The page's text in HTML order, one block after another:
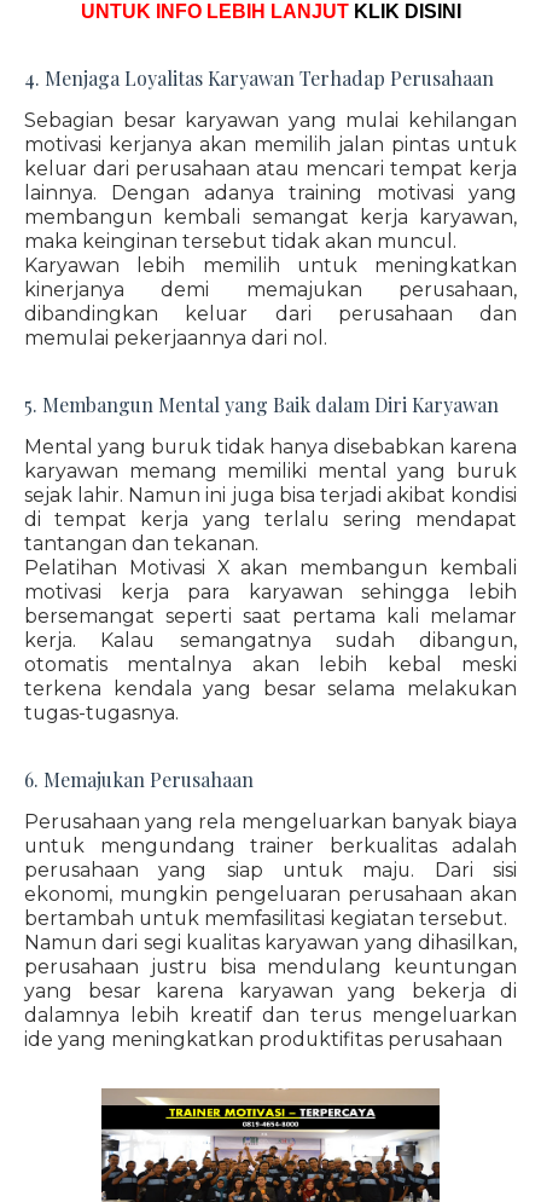
UNTUK INFO LEBIH LANJUT KLIK DISINI
4. Menjaga Loyalitas Karyawan Terhadap Perusahaan
Sebagian besar karyawan yang mulai kehilangan
motivasi kerjanya akan memilih jalan pintas untuk
keluar dari perusahaan atau mencari tempat kerja
lainnya. Dengan adanya training motivasi yang
membangun kembali semangat kerja karyawan,
maka keinginan tersebut tidak akan muncul.
Karyawan lebih memilih untuk meningkatkan
kinerjanya demi memajukan perusahaan,
dibandingkan keluar dari perusahaan dan
memulai pekerjaannya dari nol.
5. Membangun Mental yang Baik dalam Diri Karyawan
Mental yang buruk tidak hanya disebabkan karena
karyawan memang memiliki mental yang buruk
sejak lahir. Namun ini juga bisa terjadi akibat kondisi
di tempat kerja yang terlalu sering mendapat
tantangan dan tekanan.
Pelatihan Motivasi X akan membangun kembali
motivasi kerja para karyawan sehingga lebih
bersemangat seperti saat pertama kali melamar
kerja. Kalau semangatnya sudah dibangun,
otomatis mentalnya akan lebih kebal meski
terkena kendala yang besar selama melakukan
tugas-tugasnya.
6. Memajukan Perusahaan
Perusahaan yang rela mengeluarkan banyak biaya
untuk mengundang trainer berkualitas adalah
perusahaan yang siap untuk maju. Dari sisi
ekonomi, mungkin pengeluaran perusahaan akan
bertambah untuk memfasilitasi kegiatan tersebut.
Namun dari segi kualitas karyawan yang dihasilkan,
perusahaan justru bisa mendulang keuntungan
yang besar karena karyawan yang bekerja di
dalamnya lebih kreatif dan terus mengeluarkan
ide yang meningkatkan produktifitas perusahaan